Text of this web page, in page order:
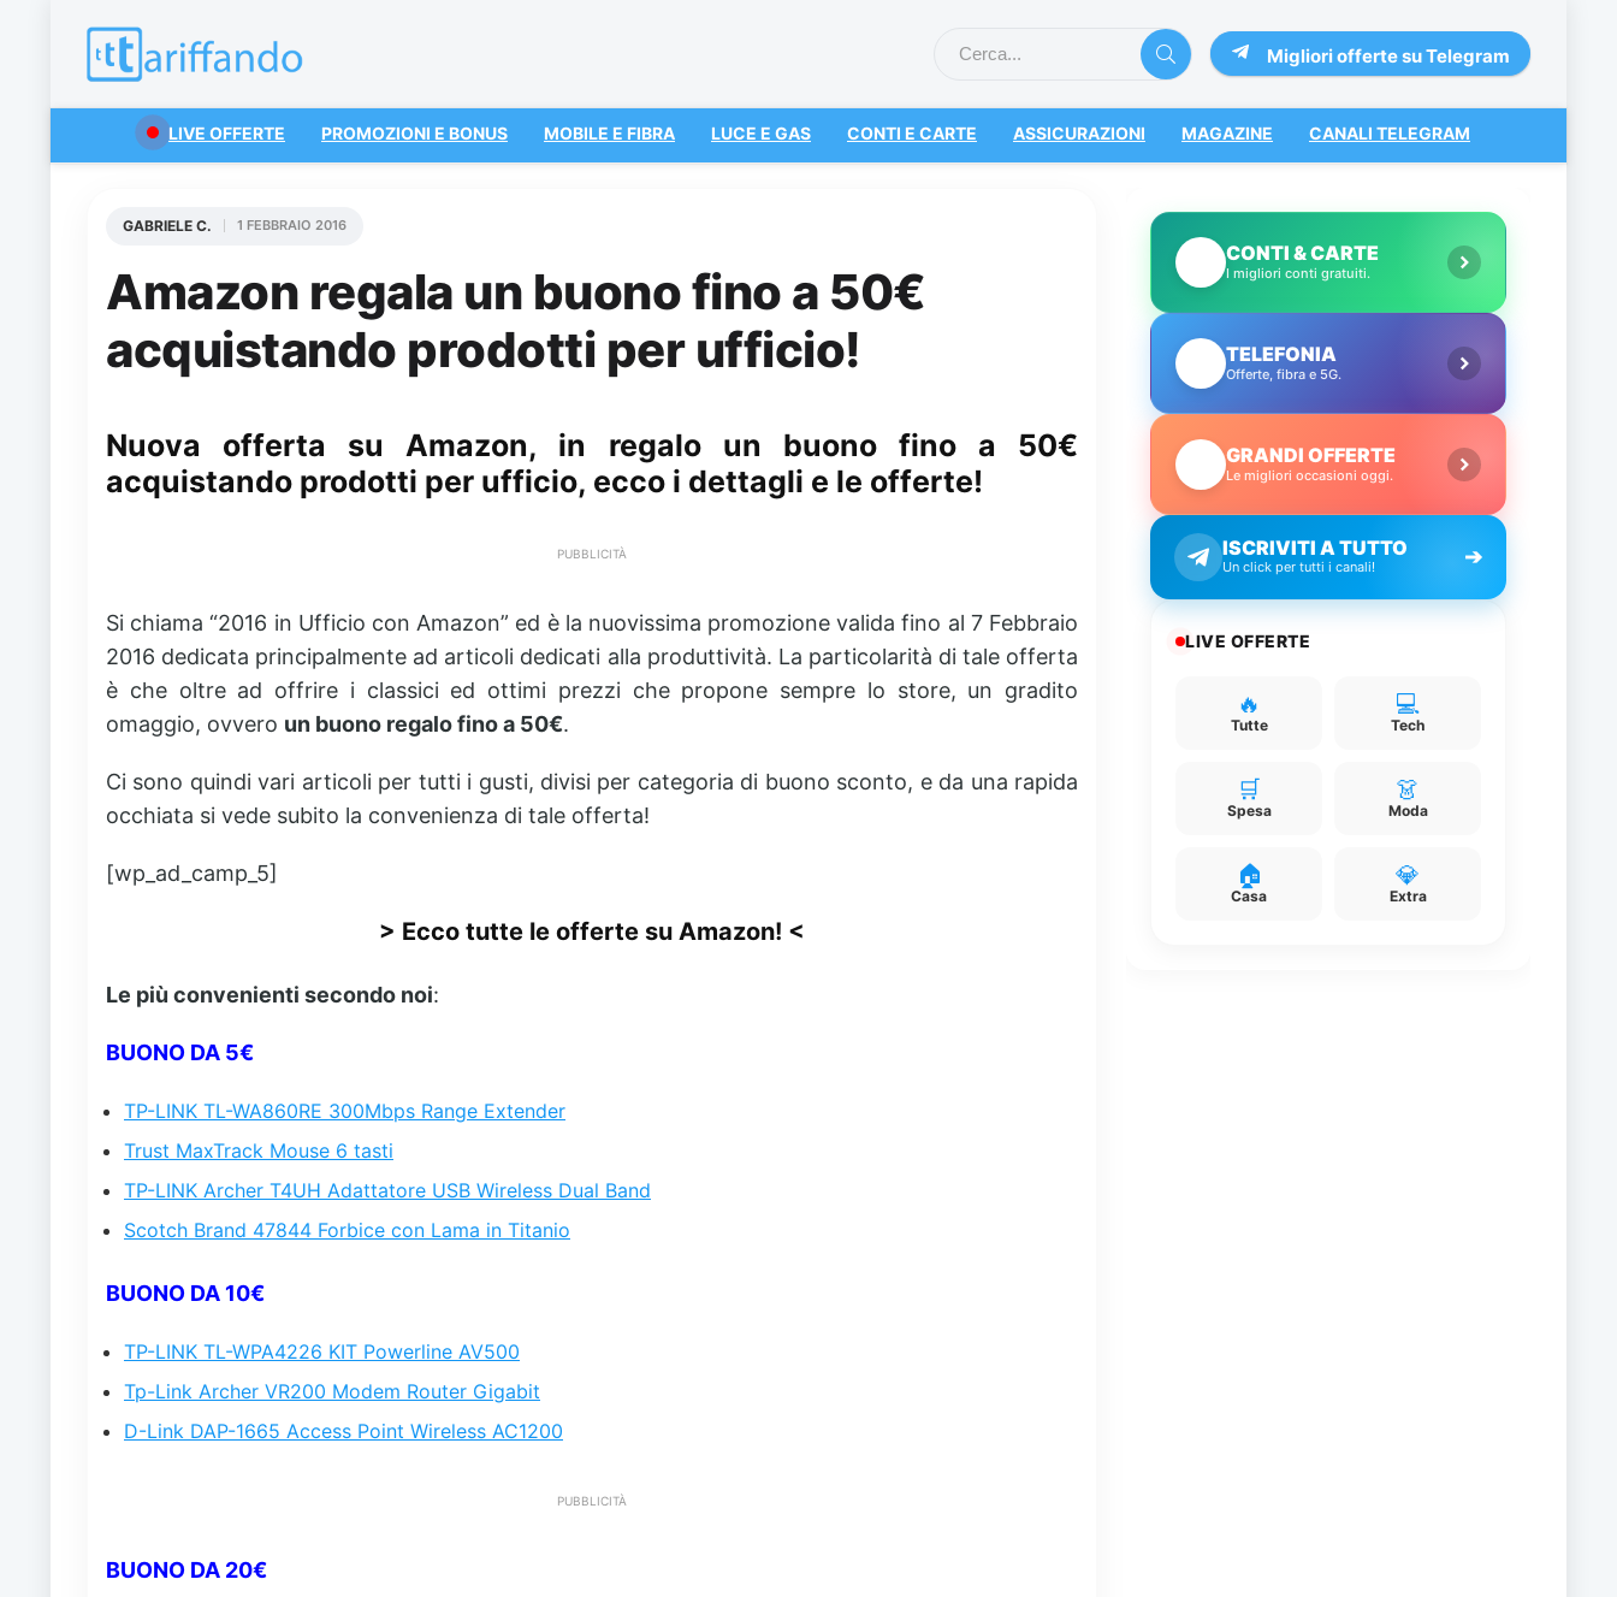
Migliori offerte su Telegram
LIVE OFFERTE PROMOZIONI E BONUS MOBILE E FIBRA LUCE E GAS CONTI E CARTE ASSICURAZIONI MAGAZINE CANALI TELEGRAM
Amazon regala un buono fino a 50€
acquistando prodotti per ufficio!
GABRIELE C. 1 FEBBRAIO 2016
Nuova offerta su Amazon, in regalo un buono fino a 50€
acquistando prodotti per ufficio, ecco i dettagli e le offerte!
PUBBLICITÀ
Si chiama “2016 in Ufficio con Amazon” ed è la nuovissima promozione valida fino al 7 Febbraio
2016 dedicata principalmente ad articoli dedicati alla produttività. La particolarità di tale offerta
è che oltre ad offrire i classici ed ottimi prezzi che propone sempre lo store, un gradito
omaggio, ovvero un buono regalo fino a 50€.
Ci sono quindi vari articoli per tutti i gusti, divisi per categoria di buono sconto, e da una rapida
occhiata si vede subito la convenienza di tale offerta!
[wp_ad_camp_5]
> Ecco tutte le offerte su Amazon! <
Le più convenienti secondo noi:
BUONO DA 5€
TP-LINK TL-WA860RE 300Mbps Range Extender
Trust MaxTrack Mouse 6 tasti
TP-LINK Archer T4UH Adattatore USB Wireless Dual Band
Scotch Brand 47844 Forbice con Lama in Titanio
BUONO DA 10€
TP-LINK TL-WPA4226 KIT Powerline AV500
Tp-Link Archer VR200 Modem Router Gigabit
D-Link DAP-1665 Access Point Wireless AC1200
PUBBLICITÀ
BUONO DA 20€
CONTI & CARTE
I migliori conti gratuiti.
TELEFONIA
Offerte, fibra e 5G.
GRANDI OFFERTE
Le migliori occasioni oggi.
ISCRIVITI A TUTTO
Un click per tutti i canali! ➔
LIVE OFFERTE
🔥
Tutte
💻
Tech
🛒
Spesa
👗
Moda
🏠
Casa
💎
Extra